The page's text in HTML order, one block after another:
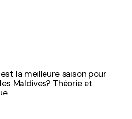
la meilleure saison pour
Maldives? Théorie et